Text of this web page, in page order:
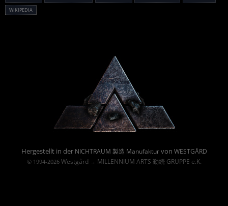
WIKIPEDIA
Hergestellt in der NICHTRAUM 製造 Manufakturvon WESTGÅRD
© 1994-2026 Westgård→ MILLENNIUM ARTS 勤続 GRUPPE e.K.
Powered By :